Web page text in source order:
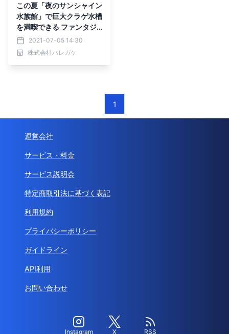
この夏「夜のサンシャイン
水族館」で巨大クラゲ水槽
を満喫できる ファンタジ
ーなリアル謎解きゲーム第
２弾、7/9(金)から
2021-07-05 14:30
株式会社ハレガケ
1
運営会社
サービス・料金
サービス説明会
特定商取引法に基づく表記
利用規約
プライバシーポリシー
ガイドライン
API利用
お問い合わせ
Instagram X RSS